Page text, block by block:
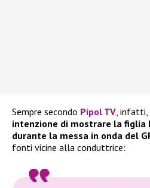
Sempre secondo Pipol TV, infatti,
intenzione di mostrare la figlia
durante la messa in onda del
fonti vicine alla conduttrice: